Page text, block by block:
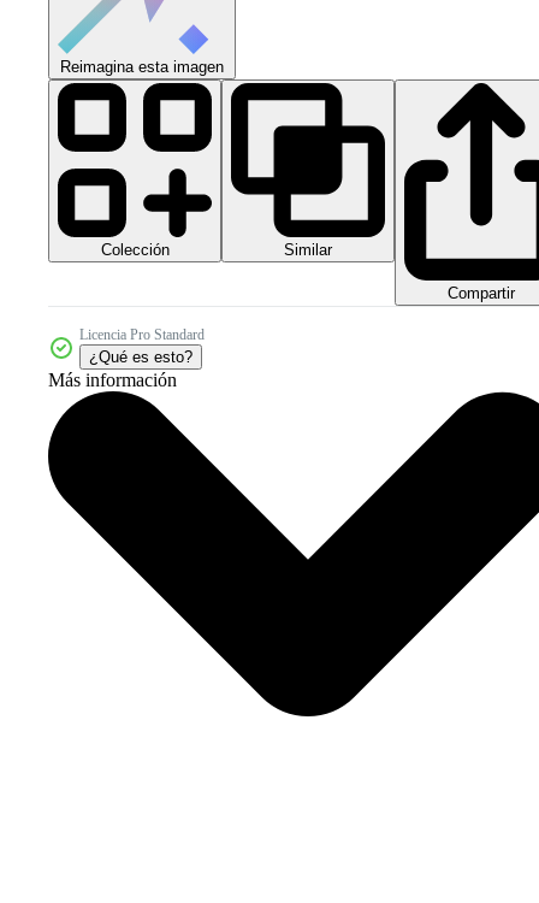
Reimagina esta imagen
Colección Similar
Compartir
Licencia Pro Standard
¿Qué es esto?
Más información